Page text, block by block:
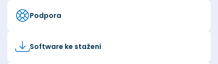
Podpora
Software ke stažení